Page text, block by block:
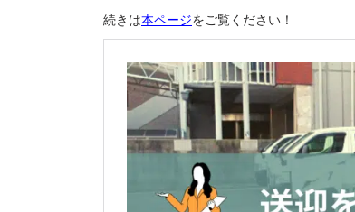
続きは本ページをご覧ください！